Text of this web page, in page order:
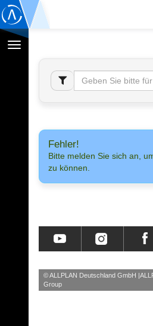
Navigation
umschalten
Fehler!
Bitte melden Sie sich an,
zu können.
© ALLPLAN Deutschland GmbH
Group